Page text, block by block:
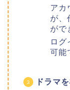
アカ
が、
がで
ログ
可能
ドラマ